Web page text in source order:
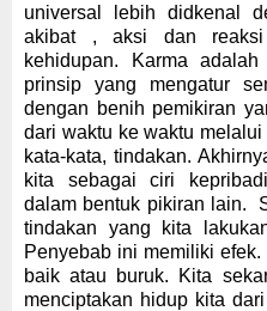
universal
lebih didkenal
akibat , aksi dan
kehidupan. Karma
prinsip yang mengatur
dengan benih pemikiran
dari waktu ke waktu melalui
kata-kata, tindakan.
kita sebagai ciri
dalam bentuk pikiran lain.
tindakan yang kita
Penyebab ini memiliki
baik atau buruk. Kita
menciptakan hidup kita